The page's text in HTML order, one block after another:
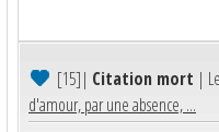
[15]| Citation mort |
d'amour, par une absence, ...